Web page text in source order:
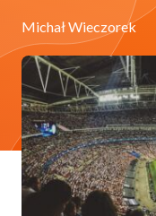
Michał Wieczorek